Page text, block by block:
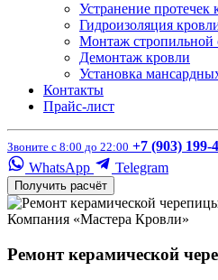
Устранение протечек
Гидроизоляция
Монтаж стропильной
Демонтаж кровли
Установка
Контакты
Прайс-лист
Звоните с 8:00 до 22:00 +7 (903) 199-
WhatsApp
Telegram
Получить расчёт
Компания «Мастера Кровли»
Ремонт керамической